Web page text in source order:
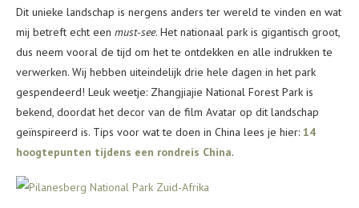
Dit unieke landschap is nergens anders ter wereld te vinden en wat
mij betreft echt een must-see. Het nationaal park is gigantisch groot,
dus neem vooral de tijd om het te ontdekken en alle indrukken te
verwerken. Wij hebben uiteindelijk drie hele dagen in het park
gespendeerd! Leuk weetje: Zhangjiajie National Forest Park is
bekend, doordat het decor van de film Avatar op dit landschap
geïnspireerd is. Tips voor wat te doen in China lees je hier: 14
hoogtepunten tijdens een rondreis China.